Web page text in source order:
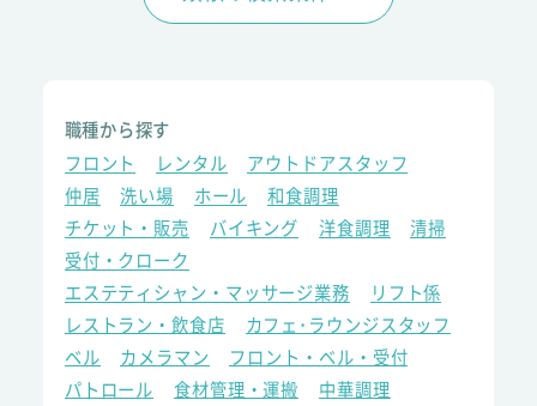
職種から探す
フロント
レンタル
アウトドアスタッフ
仲居
洗い場 ホール
和食調理
チケット・販売
バイキング 洋食調理
清掃
受付・クローク
エステティシャン・マッサージ業務
リフト係
レストラン・飲食店
カフェ･ラウンジスタッフ
ベル
カメラマン
フロント・ベル・受付
パトロール
食材管理・運搬
中華調理